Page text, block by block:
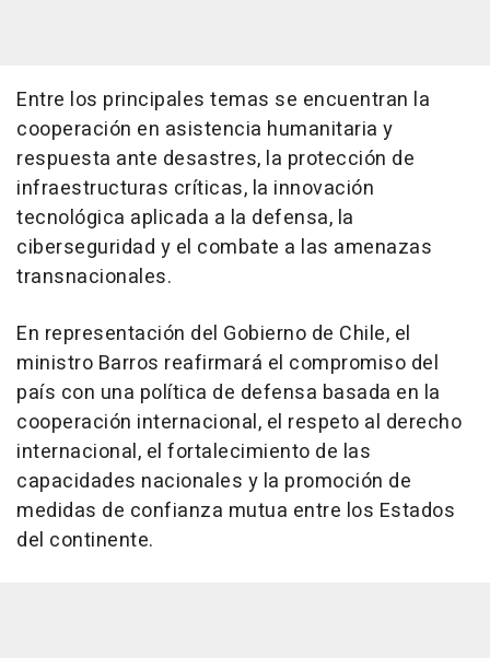
Entre los principales temas se encuentran la
cooperación en asistencia humanitaria y
respuesta ante desastres, la protección de
infraestructuras críticas, la innovación
tecnológica aplicada a la defensa, la
ciberseguridad y el combate a las amenazas
transnacionales.
En representación del Gobierno de Chile, el
ministro Barros reafirmará el compromiso del
país con una política de defensa basada en la
cooperación internacional, el respeto al derecho
internacional, el fortalecimiento de las
capacidades nacionales y la promoción de
medidas de confianza mutua entre los Estados
del continente.